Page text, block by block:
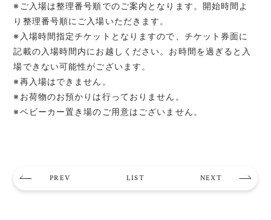
※ご入場は整理番号順でのご案内となります。開始時間よ
り整理番号順にご入場いただきます。
※入場時間指定チケットとなりますので、チケット券面に
記載の入場時間内にお越しください。お時間を過ぎると入
場できない可能性がございます。
※再入場はできません。
※お荷物のお預かりは行っておりません。
※ベビーカー置き場のご用意はございません。
PREV LIST NEXT